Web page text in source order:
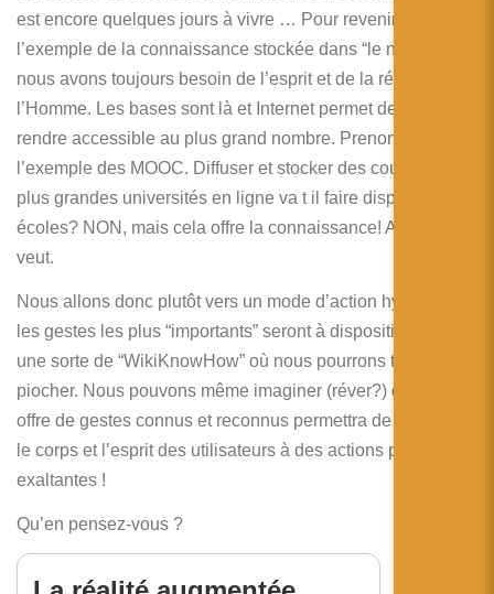
est encore quelques jours à vivre … Pour revenir à
l’exemple de la connaissance stockée dans “le nuage”,
nous avons toujours besoin de l’esprit et de la réflexion de
l’Homme. Les bases sont là et Internet permet de les
rendre accessible au plus grand nombre. Prenons
l’exemple des MOOC. Diffuser et stocker des cours des
plus grandes universités en ligne va t il faire disparaître les
écoles? NON, mais cela offre la connaissance! A qui la
veut.
Nous allons donc plutôt vers un mode d’action hybride où
les gestes les plus “importants” seront à disposition dans
une sorte de “WikiKnowHow” où nous pourrons tous
piocher. Nous pouvons même imaginer (réver?) que cette
offre de gestes connus et reconnus permettra de consacrer
le corps et l’esprit des utilisateurs à des actions plus
exaltantes !
Qu’en pensez-vous ?